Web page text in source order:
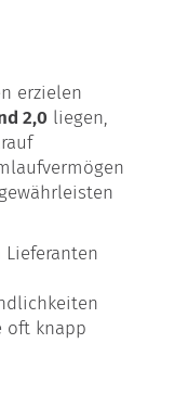
erzielen
2,0 liegen,
oft knapp